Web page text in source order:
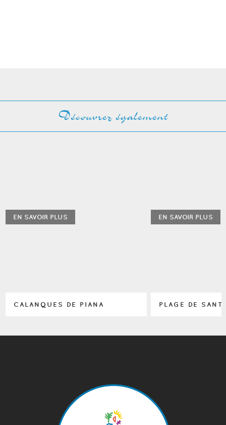
Découvrez également
EN SAVOIR PLUS
CALANQUES DE PIANA
EN SAVOIR PLUS
PLAGE DE